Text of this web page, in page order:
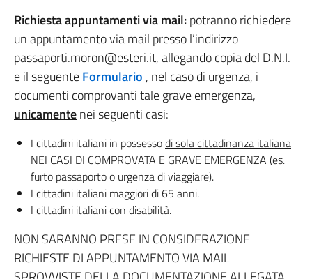
Richiesta appuntamenti via mail:potranno richiedere
un appuntamento via mail presso l’indirizzo
passaporti.moron@esteri.it, allegando copia del D.N.I.
e il seguenteFormulario , nel caso di urgenza, i
documenti comprovanti tale grave emergenza,
unicamentenei seguenti casi:
I cittadini italiani in possessodi sola cittadinanza italiana
NEI CASI DI COMPROVATA E GRAVE EMERGENZA (es.
furto passaporto o urgenza di viaggiare).
I cittadini italiani maggiori di 65 anni.
I cittadini italiani con disabilità.
NON SARANNO PRESE IN CONSIDERAZIONE
RICHIESTE DI APPUNTAMENTO VIA MAIL